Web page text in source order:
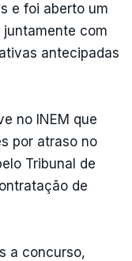
e foi aberto um
com
antecipadas
no INEM que
por atraso no
Tribunal de
de
a concurso,